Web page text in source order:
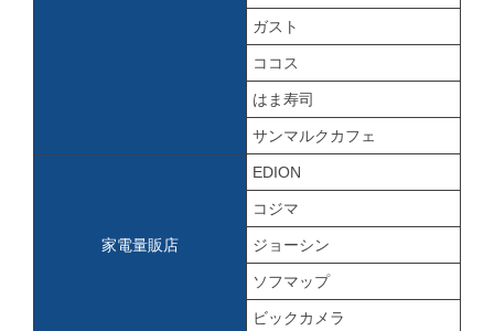
ガスト
ココス
はま寿司
サンマルクカフェ
家電量販店
EDION
コジマ
ジョーシン
ソフマップ
ビックカメラ